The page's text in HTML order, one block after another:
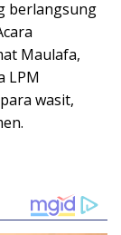
berlangsung
Maulafa,
LPM
wasit,